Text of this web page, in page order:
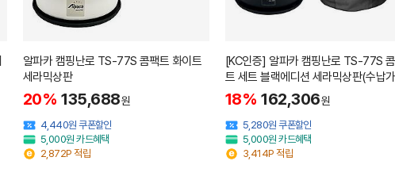
알파카 캠핑난로 TS-77S 콤팩트 화이트
세라믹상판
20% 135,688원
4,440원 쿠폰할인
5,000원 카드혜택
2,872P 적립
[KC인증] 알파카 캠핑난로 TS-77S
트 세트 블랙에디션 세라믹상판(수납
포함)
18% 162,306원
5,280원 쿠폰할인
5,000원 카드혜택
3,414P 적립